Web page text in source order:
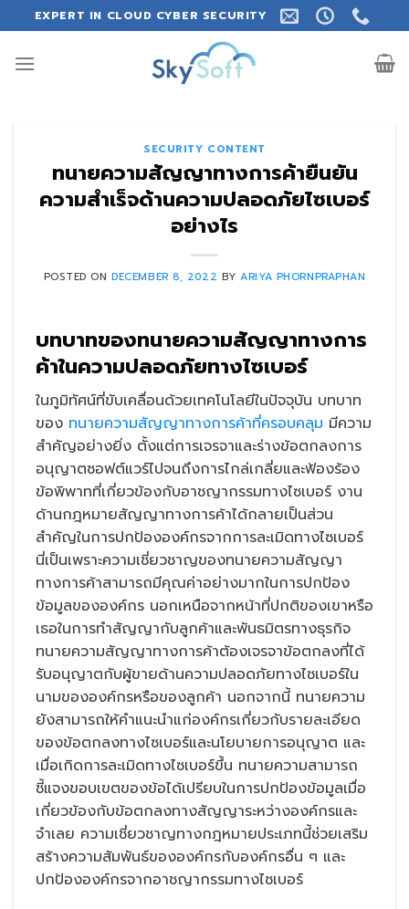
to
content
EXPERT IN CLOUD CYBER SECURITY
SECURITY CONTENT
ทนายความสัญญาทางการค้ายืนยัน
ความสำเร็จด้านความปลอดภัยไซเบอร์
อย่างไร
POSTED ONDECEMBER 8, 2022 BYARIYA PHORNPRAPHAN
บทบาทของทนายความสัญญาทางการ
ค้าในความปลอดภัยทางไซเบอร์
ในภูมิทัศน์ที่ขับเคลื่อนด้วยเทคโนโลยีในปัจจุบัน บทบาท
ของ ทนายความสัญญาทางการค้าที่ครอบคลุม มีความ
สำคัญอย่างยิ่ง ตั้งแต่การเจรจาและร่างข้อตกลงการ
อนุญาตซอฟต์แวร์ไปจนถึงการไกล่เกลี่ยและฟ้องร้อง
ข้อพิพาทที่เกี่ยวข้องกับอาชญากรรมทางไซเบอร์ งาน
ด้านกฎหมายสัญญาทางการค้าได้กลายเป็นส่วน
สำคัญในการปกป้ององค์กรจากการละเมิดทางไซเบอร์
นี่เป็นเพราะความเชี่ยวชาญของทนายความสัญญา
ทางการค้าสามารถมีคุณค่าอย่างมากในการปกป้อง
ข้อมูลขององค์กร นอกเหนือจากหน้าที่ปกติของเขาหรือ
เธอในการทำสัญญากับลูกค้าและพันธมิตรทางธุรกิจ
ทนายความสัญญาทางการค้าต้องเจรจาข้อตกลงที่ได้
รับอนุญาตกับผู้ขายด้านความปลอดภัยทางไซเบอร์ใน
นามขององค์กรหรือของลูกค้า นอกจากนี้ ทนายความ
ยังสามารถให้คำแนะนำแก่องค์กรเกี่ยวกับรายละเอียด
ของข้อตกลงทางไซเบอร์และนโยบายการอนุญาต และ
เมื่อเกิดการละเมิดทางไซเบอร์ขึ้น ทนายความสามารถ
ชี้แจงขอบเขตของข้อได้เปรียบในการปกป้องข้อมูลเมื่อ
เกี่ยวข้องกับข้อตกลงทางสัญญาระหว่างองค์กรและ
จำเลย ความเชี่ยวชาญทางกฎหมายประเภทนี้ช่วยเสริม
สร้างความสัมพันธ์ขององค์กรกับองค์กรอื่น ๆ และ
ปกป้ององค์กรจากอาชญากรรมทางไซเบอร์